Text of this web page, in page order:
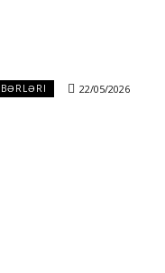
22/05/2026